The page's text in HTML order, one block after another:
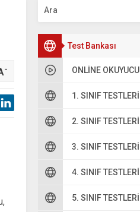
Test Bankası
ONLINE OKUYUCU
1. SINIF TESTLERI
2. SINIF TESTLERI
3. SINIF TESTLERI
4. SINIF TESTLERI
5. SINIF TESTLERI
-